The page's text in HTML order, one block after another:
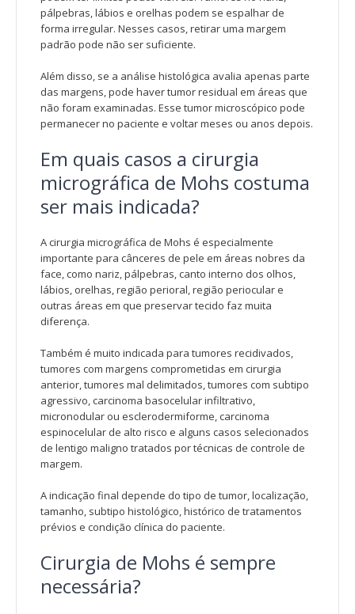
pálpebras, lábios e orelhas podem se espalhar de
forma irregular. Nesses casos, retirar uma margem
padrão pode não ser suficiente.
Além disso, se a análise histológica avalia apenas parte
das margens, pode haver tumor residual em áreas que
não foram examinadas. Esse tumor microscópico pode
permanecer no paciente e voltar meses ou anos depois.
Em quais casos a cirurgia
micrográfica de Mohs costuma
ser mais indicada?
A cirurgia micrográfica de Mohs é especialmente
importante para cânceres de pele em áreas nobres da
face, como nariz, pálpebras, canto interno dos olhos,
lábios, orelhas, região perioral, região periocular e
outras áreas em que preservar tecido faz muita
diferença.
Também é muito indicada para tumores recidivados,
tumores com margens comprometidas em cirurgia
anterior, tumores mal delimitados, tumores com subtipo
agressivo, carcinoma basocelular infiltrativo,
micronodular ou esclerodermiforme, carcinoma
espinocelular de alto risco e alguns casos selecionados
de lentigo maligno tratados por técnicas de controle de
margem.
A indicação final depende do tipo de tumor, localização,
tamanho, subtipo histológico, histórico de tratamentos
prévios e condição clínica do paciente.
Cirurgia de Mohs é sempre
necessária?